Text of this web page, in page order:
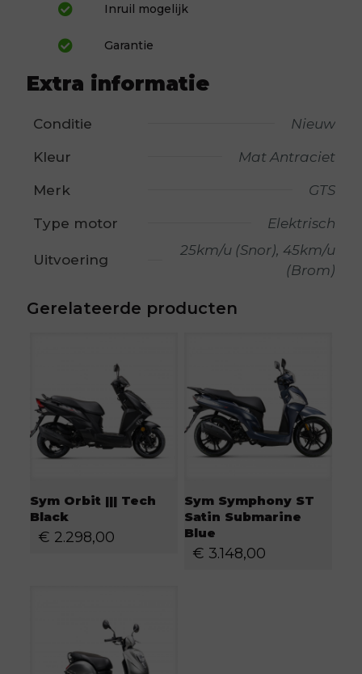
Inruil mogelijk
Garantie
Extra informatie
Conditie Nieuw
Kleur Mat Antraciet
Merk GTS
Type motor Elektrisch
Uitvoering
25km/u (Snor), 45km/u
(Brom)
Gerelateerde producten
Sym Orbit ||| Tech
Black
€ 2.298,00
Sym Symphony ST
Satin Submarine
Blue
€ 3.148,00